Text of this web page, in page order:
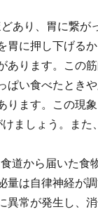
あり、胃に繋が
に押し下げるか
ります。この
ぱい食べたとき
ります。この現
ましょう。また
道から届いた食
量は自律神経が
異常が発生し、